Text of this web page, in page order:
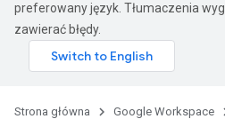
preferowany język. Tłumaczenia
zawierać błędy.
Strona główna Google Workspace